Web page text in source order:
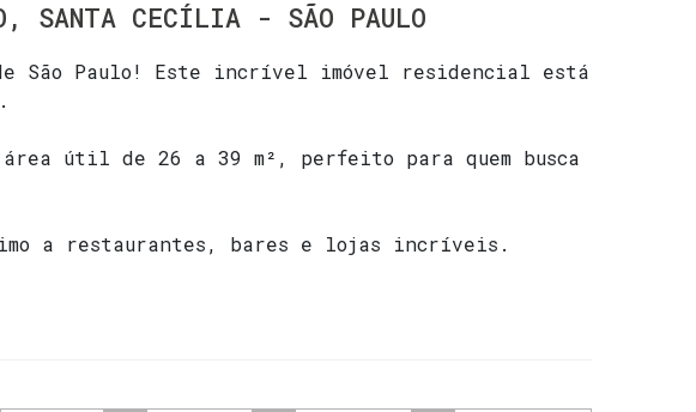
SANTA CECÍLIA - SÃO PAULO
de São Paulo! Este incrível imóvel residencial está
útil de 26 a 39 m², perfeito para quem busca
a restaurantes, bares e lojas incríveis.